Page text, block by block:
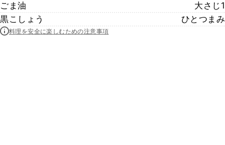
ごま油
大さじ1
黒こしょう
ひとつまみ
料理を安全に楽しむための注意事項